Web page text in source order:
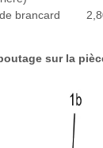
brancard
sur la